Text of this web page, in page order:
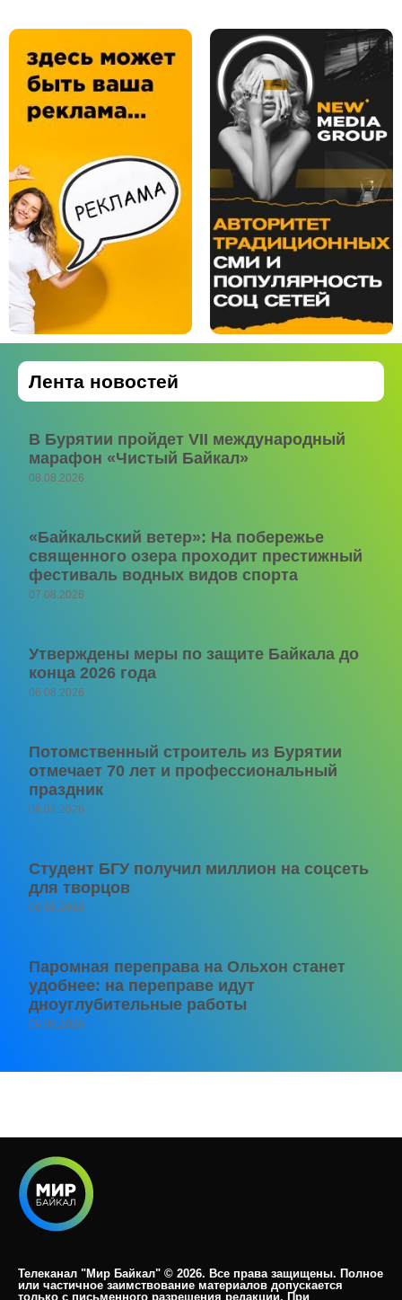
Лента новостей
В Бурятии пройдет VII международный
марафон «Чистый Байкал»
08.08.2026
«Байкальский ветер»: На побережье
священного озера проходит престижный
фестиваль водных видов спорта
07.08.2026
Утверждены меры по защите Байкала до
конца 2026 года
06.08.2026
Потомственный строитель из Бурятии
отмечает 70 лет и профессиональный
праздник
06.08.2026
Студент БГУ получил миллион на соцсеть
для творцов
06.08.2026
Паромная переправа на Ольхон станет
удобнее: на переправе идут
дноуглубительные работы
06.08.2026
Телеканал "Мир Байкал" © 2026. Все права защищены. Полное
или частичное заимствование материалов допускается
только с письменного разрешения редакции. При